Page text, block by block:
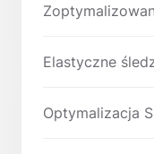
Elastyczne
Optymalizacja